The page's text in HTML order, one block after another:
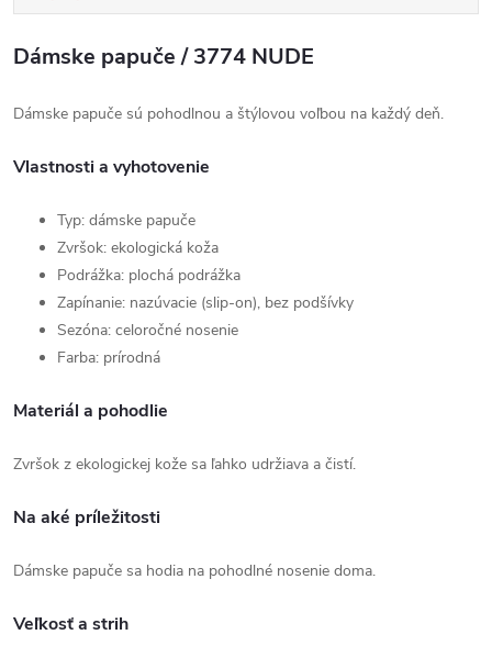
Dámske papuče / 3774 NUDE
Dámske papuče sú pohodlnou a štýlovou voľbou na každý deň.
Vlastnosti a vyhotovenie
Typ: dámske papuče
Zvršok: ekologická koža
Podrážka: plochá podrážka
Zapínanie: nazúvacie (slip-on), bez podšívky
Sezóna: celoročné nosenie
Farba: prírodná
Materiál a pohodlie
Zvršok z ekologickej kože sa ľahko udržiava a čistí.
Na aké príležitosti
Dámske papuče sa hodia na pohodlné nosenie doma.
Veľkosť a strih